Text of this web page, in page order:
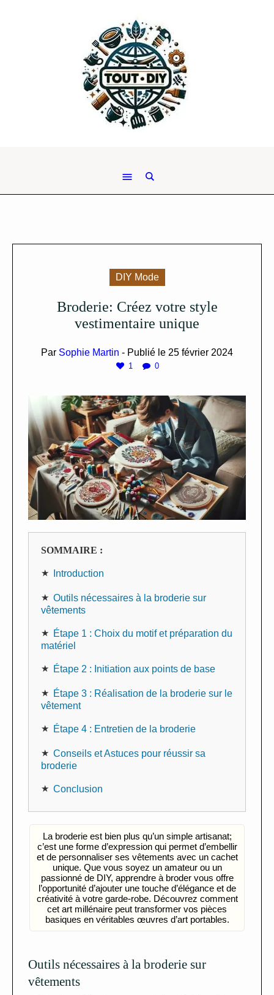
DIY Mode
Broderie: Créez votre style
vestimentaire unique
Par Sophie Martin - Publié le 25 février 2024
1 0
SOMMAIRE :
Introduction
Outils nécessaires à la broderie sur
vêtements
Étape 1 : Choix du motif et préparation du
matériel
Étape 2 : Initiation aux points de base
Étape 3 : Réalisation de la broderie sur le
vêtement
Étape 4 : Entretien de la broderie
Conseils et Astuces pour réussir sa
broderie
Conclusion
La broderie est bien plus qu’un simple artisanat;
c’est une forme d’expression qui permet d’embellir
et de personnaliser ses vêtements avec un cachet
unique. Que vous soyez un amateur ou un
passionné de DIY, apprendre à broder vous offre
l’opportunité d’ajouter une touche d’élégance et de
créativité à votre garde-robe. Découvrez comment
cet art millénaire peut transformer vos pièces
basiques en véritables œuvres d’art portables.
Outils nécessaires à la broderie sur
vêtements